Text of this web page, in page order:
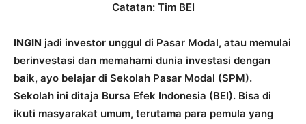
Catatan: Tim BEI
INGIN jadi investor unggul di Pasar Modal, atau memulai
berinvestasi dan memahami dunia investasi dengan
baik, ayo belajar di Sekolah Pasar Modal (SPM).
Sekolah ini ditaja Bursa Efek Indonesia (BEI). Bisa di
ikuti masyarakat umum, terutama para pemula yang